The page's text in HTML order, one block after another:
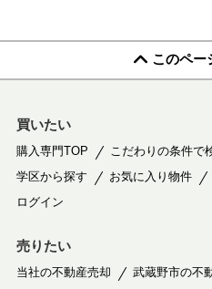
このペー
買いたい
購入専門TOP こだわりの条件で
学区から探す
お気に入り物件
ログイン
売りたい
当社の不動産売却
武蔵野市の不